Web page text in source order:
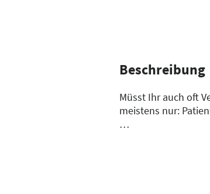
Beschreibung
Müsst Ihr auch oft
meistens nur: